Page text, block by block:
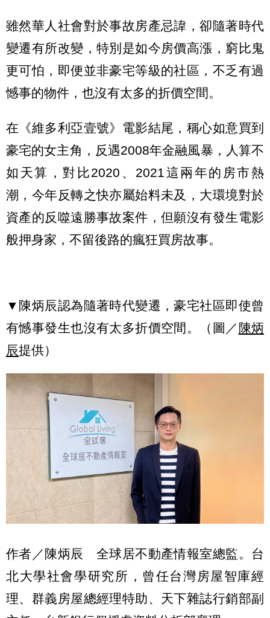
雖然華人社會對於事故房產忌諱，卻隨著時代
變遷有所改變，特別是如今房價高漲，窮比鬼
更可怕，即便並非豪宅等級的社區，不乏有過
憾事的物件，也沒有太多的折價空間。
在《維多利亞壹號》電影結尾，稱心如意買到
豪宅的女主角，反遇2008年金融風暴，人算不
如天算，對比2020、2021這兩年的房市熱
潮，今年反轉之快亦屬始料未及，大環境對於
資產的反噬遠勝事故案件，但願沒有發生電影
般押身家，不留後路的瘋狂買房故事。
▼陳炳辰認為隨著時代變遷，豪宅社區即使曾
有憾事發生也沒有太多折價空間。（圖／ 陳炳
辰提供）
作者／陳炳辰 全球居不動產情報室總監。台
北大學社會學研究所，曾任台灣房屋智庫經
理、群義房屋總經理特助、天下雜誌行銷部副